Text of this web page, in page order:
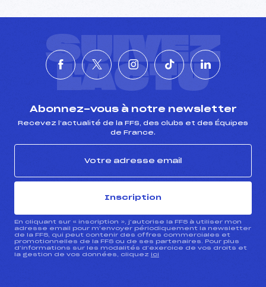
SUIVEZ
L'ACTU
Abonnez-vous à notre newsletter
Recevez l’actualité de la FFS, des clubs et des Équipes
de France.
Inscription
En cliquant sur « inscription », j’autorise la FFS à utiliser mon
adresse email pour m’envoyer périodiquement la newsletter
de la FFS, qui peut contenir des offres commerciales et
promotionnelles de la FFS ou de ses partenaires. Pour plus
d’informations sur les modalités d’exercice de vos droits et
la gestion de vos données, cliquez ici